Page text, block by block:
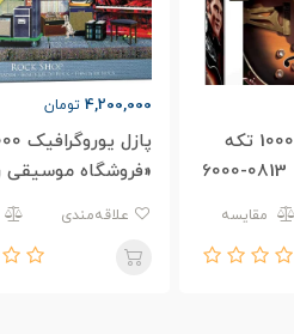
پازل یوروگرافیک 1000 تکه
مقایسه
4,200,000 تومان
«فروشگاه موسیقی
5614-6000